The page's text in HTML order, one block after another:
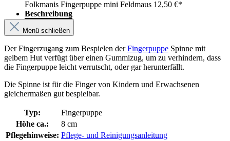
Folkmanis Fingerpuppe mini Feldmaus 12,50 €*
Beschreibung
Menü schließen
Der Fingerzugang zum Bespielen derFingerpuppe Spinne mit
gelbem Hut verfügt über einen Gummizug, um zu verhindern, dass
die Fingerpuppe leicht verrutscht, oder gar herunterfällt.
Die Spinne ist für die Finger von Kindern und Erwachsenen
gleichermaßen gut bespielbar.
Typ:
Fingerpuppe
Höhe ca.:
8 cm
Pflegehinweise: Pflege- und Reinigungsanleitung